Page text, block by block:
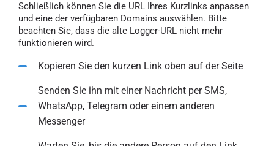
Schließlich können Sie die URL Ihres Kurzlinks anpassen
und eine der verfügbaren Domains auswählen. Bitte
beachten Sie, dass die alte Logger-URL nicht mehr
funktionieren wird.
Kopieren Sie den kurzen Link oben auf der Seite
Senden Sie ihn mit einer Nachricht per SMS,
WhatsApp, Telegram oder einem anderen
Messenger